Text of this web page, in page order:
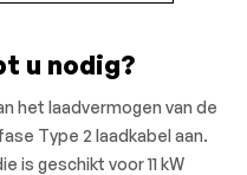
u nodig?
het laadvermogen van de
Type 2 laadkabel aan.
is geschikt voor 11 kW